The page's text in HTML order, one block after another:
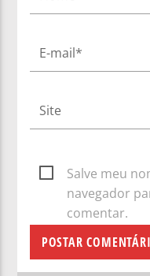
Salve meu
navegador
comentar.